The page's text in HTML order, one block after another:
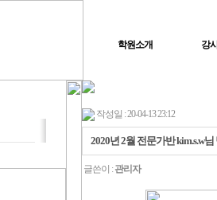
학원소개 강
작성일 : 20-04-13 23:12
2020년 2월 전문가반 kim.s.w
글쓴이 : 관리자